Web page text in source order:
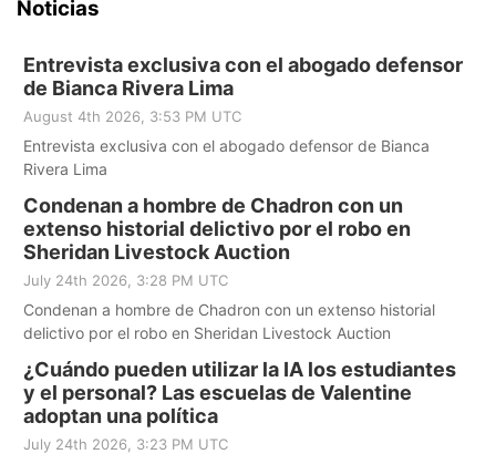
Noticias
Entrevista exclusiva con el abogado defensor
de Bianca Rivera Lima
August 4th 2026, 3:53 PM UTC
Entrevista exclusiva con el abogado defensor de Bianca
Rivera Lima
Condenan a hombre de Chadron con un
extenso historial delictivo por el robo en
Sheridan Livestock Auction
July 24th 2026, 3:28 PM UTC
Condenan a hombre de Chadron con un extenso historial
delictivo por el robo en Sheridan Livestock Auction
¿Cuándo pueden utilizar la IA los estudiantes
y el personal? Las escuelas de Valentine
adoptan una política
July 24th 2026, 3:23 PM UTC